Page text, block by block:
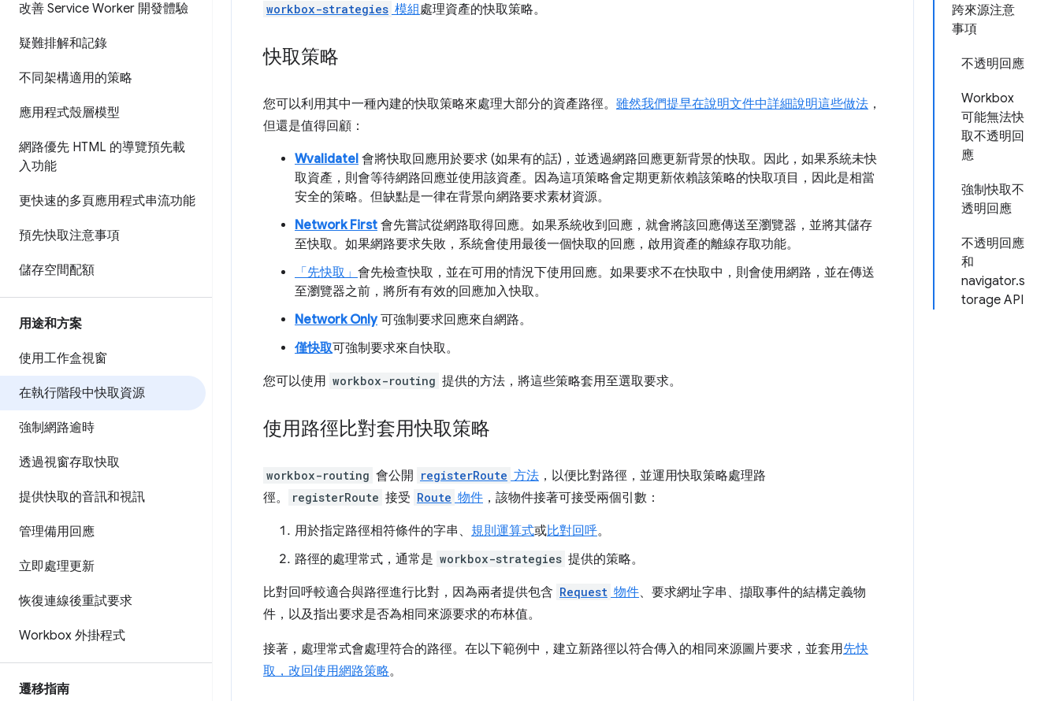
改善 Service Worker 開發體驗
疑難排解和記錄
不同架構適用的策略
應用程式殼層模型
網路優先 HTML 的導覽預先載
入功能
更快速的多頁應用程式串流功能
預先快取注意事項
儲存空間配額
用途和方案
使用工作盒視窗
在執行階段中快取資源
強制網路逾時
透過視窗存取快取
提供快取的音訊和視訊
管理備用回應
立即處理更新
恢復連線後重試要求
Workbox 外掛程式
遷移指南
跨來源注意
事項
不透明回應
Workbox
可能無法快
取不透明回
應
強制快取不
透明回應
不透明回應
和
navigator.s
torage API
workbox-strategies 模組處理資產的快取策略。
快取策略
您可以利用其中一種內建的快取策略來處理大部分的資產路徑。 雖然我們提早在說明文件中詳細說明這些做法 ，
但還是值得回顧：
WvalidateI 會將快取回應用於要求 (如果有的話)，並透過網路回應更新背景的快取。因此，如果系統未快
取資產，則會等待網路回應並使用該資產。因為這項策略會定期更新依賴該策略的快取項目，因此是相當
安全的策略。但缺點是一律在背景向網路要求素材資源。
Network First 會先嘗試從網路取得回應。如果系統收到回應，就會將該回應傳送至瀏覽器，並將其儲存
至快取。如果網路要求失敗，系統會使用最後一個快取的回應，啟用資產的離線存取功能。
「先快取」 會先檢查快取，並在可用的情況下使用回應。如果要求不在快取中，則會使用網路，並在傳送
至瀏覽器之前，將所有有效的回應加入快取。
Network Only可強制要求回應來自網路。
僅快取可強制要求來自快取。
您可以使用 workbox-routing 提供的方法，將這些策略套用至選取要求。
使用路徑比對套用快取策略
workbox-routing 會公開 registerRoute 方法 ，以便比對路徑，並運用快取策略處理路
徑。
registerRoute 接受 Route 物件 ，該物件接著可接受兩個引數：
用於指定路徑相符條件的字串、 規則運算式或比對回呼。
路徑的處理常式，通常是 workbox-strategies 提供的策略。
比對回呼較適合與路徑進行比對，因為兩者提供包含 Request 物件、要求網址字串、擷取事件的結構定義物
件，以及指出要求是否為相同來源要求的布林值。
接著，處理常式會處理符合的路徑。在以下範例中，建立新路徑以符合傳入的相同來源圖片要求，並套用先快
取，改回使用網路策略。